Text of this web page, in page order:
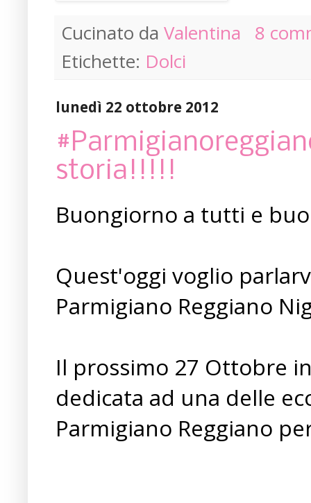
Cucinato da Valentina
8
Etichette: Dolci
lunedì 22 ottobre 2012
storia!!!!!
Buongiorno a tutti e
Quest'oggi voglio
Parmigiano Reggiano
Il prossimo 27 Ottobre
dedicata ad una delle
Parmigiano Reggiano